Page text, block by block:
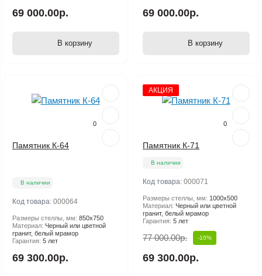
69 000.00р.
В корзину
69 000.00р.
В корзину
0
Памятник К-64
В наличии
Код товара: 000064
Размеры стеллы, мм: 850х750
Материал: Черный или цветной
гранит, белый мрамор
Гарантия: 5 лет
69 300.00р.
АКЦИЯ
0
Памятник К-71
В наличии
Код товара: 000071
Размеры стеллы, мм: 1000х500
Материал: Черный или цветной
гранит, белый мрамор
Гарантия: 5 лет
77 000.00р. -10%
69 300.00р.